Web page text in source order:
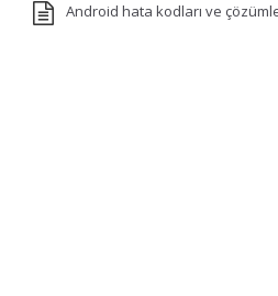
Android hata kodları ve